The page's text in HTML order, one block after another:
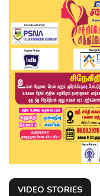
VIDEO STORIES